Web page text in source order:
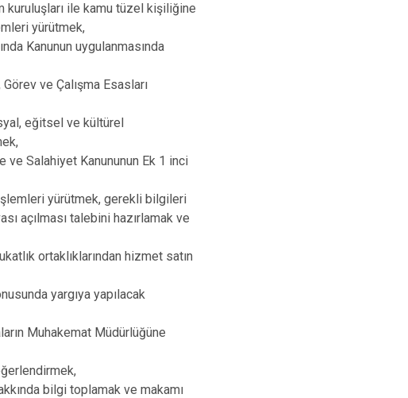
kuruluşları ile kamu tüzel kişiliğine
yürütmek,
Kanunun uygulanmasında
ve Çalışma Esasları
eğitsel ve kültürel
ve Salahiyet Kanununun Ek 1 inci
yürütmek, gerekli bilgileri
açılması talebini hazırlamak ve
ortaklıklarından hizmet satın
yargıya yapılacak
Muhakemat Müdürlüğüne
bilgi toplamak ve makamı